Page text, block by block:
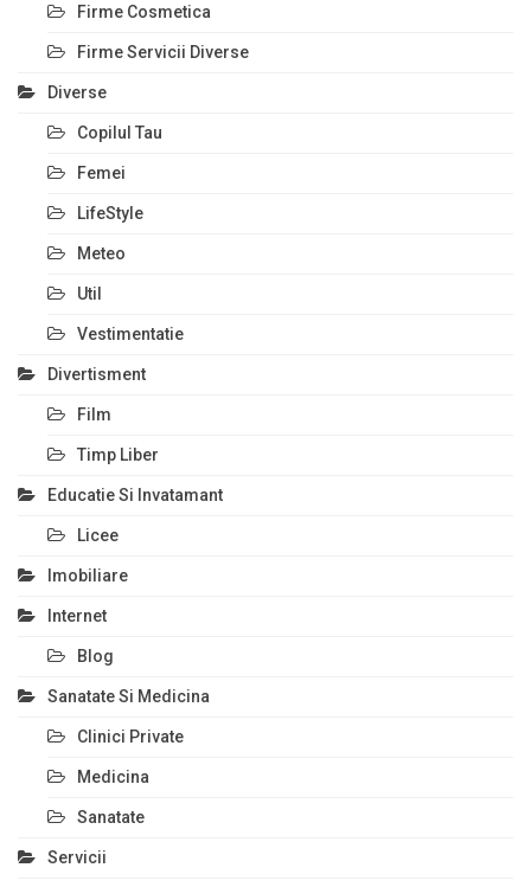
Firme Cosmetica
Firme Servicii Diverse
Diverse
Copilul Tau
Femei
LifeStyle
Meteo
Util
Vestimentatie
Divertisment
Film
Timp Liber
Educatie Si Invatamant
Licee
Imobiliare
Internet
Blog
Sanatate Si Medicina
Clinici Private
Medicina
Sanatate
Servicii